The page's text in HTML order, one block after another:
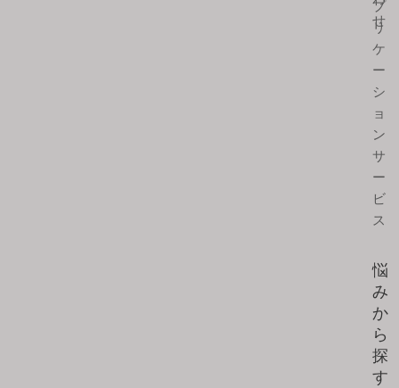
せ
プ
リ
ケ
ー
シ
ョ
ン
サ
ー
ビ
ス
悩
み
か
ら
探
す